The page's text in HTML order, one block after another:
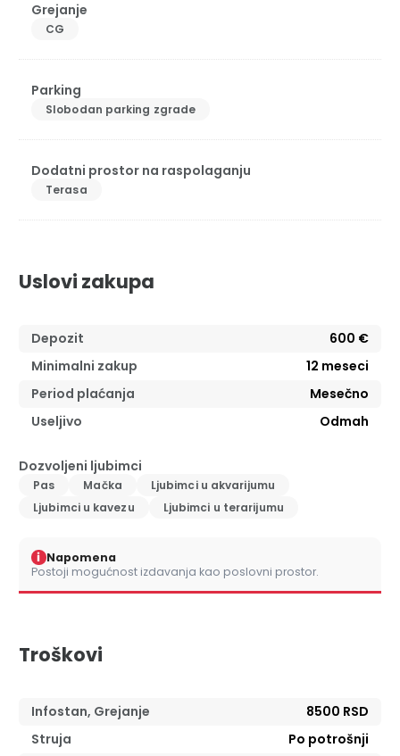
Grejanje
CG
Parking
Slobodan parking zgrade
Dodatni prostor na raspolaganju
Terasa
Uslovi zakupa
Depozit
600 €
Minimalni zakup
12 meseci
Period plaćanja
Mesečno
Useljivo
Odmah
Dozvoljeni ljubimci
Pas Mačka
Ljubimci u akvarijumu
Ljubimci u kavezu
Ljubimci u terarijumu
i Napomena
Postoji mogućnost izdavanja kao poslovni prostor.
Troškovi
Infostan, Grejanje
8500 RSD
Struja
Po potrošnji